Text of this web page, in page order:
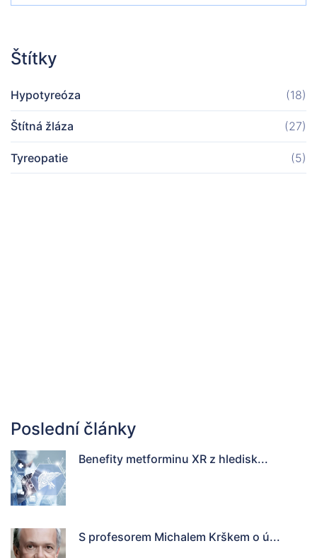
Štítky
Hypotyreóza (18)
Štítná žláza (27)
Tyreopatie (5)
Poslední články
Benefity metforminu XR z hledisk...
S profesorem Michalem Krškem o ú...